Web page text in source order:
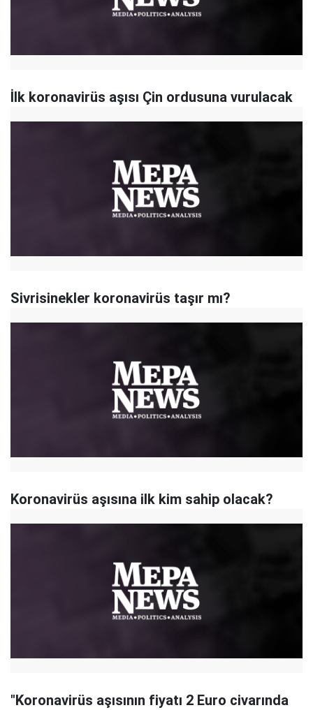
İlk koronavirüs aşısı Çin ordusuna vurulacak
Sivrisinekler koronavirüs taşır mı?
Koronavirüs aşısına ilk kim sahip olacak?
"Koronavirüs aşısının fiyatı 2 Euro civarında